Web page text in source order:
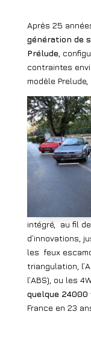
Après 25
génération de
Prélude,
contraintes
modèle Prelude,
intégré,
au fil
d’innovations,
les feux
triangulation,
l’ABS), ou les
quelque 24000
France en 23